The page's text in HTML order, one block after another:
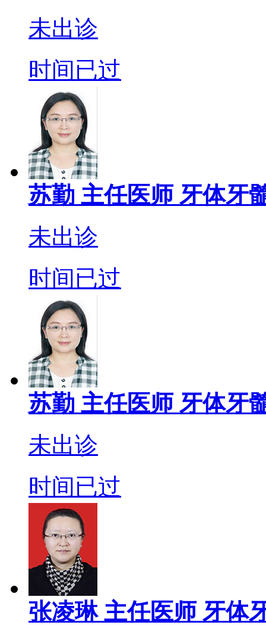
未出诊
时间已过
苏勤 主任医师 牙体牙
未出诊
时间已过
苏勤 主任医师 牙体牙
未出诊
时间已过
张凌琳 主任医师 牙体